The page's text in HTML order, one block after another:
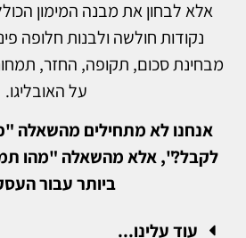
אלא לבחון את מבנה המימון
נקודות חולשה ולבנות חלופה
מבחינת סכום, תקופה, החזר,
על האובליגו.
אנחנו לא מתחילים מהשאלה
לקבל?", אלא מהשאלה "מהו
ביותר עבור
עוד עלינו...